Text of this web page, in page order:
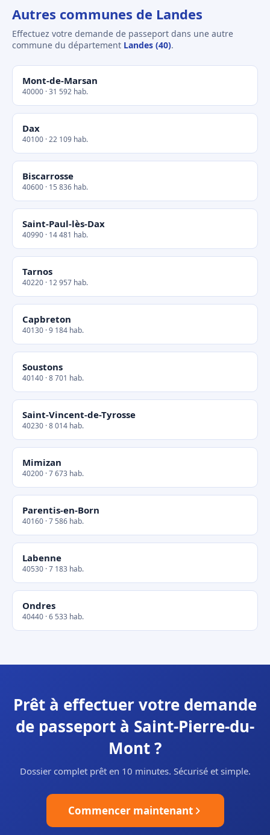
Autres communes de Landes
Effectuez votre demande de passeport dans une autre
commune du département Landes (40).
Mont-de-Marsan
40000 · 31 592 hab.
Dax
40100 · 22 109 hab.
Biscarrosse
40600 · 15 836 hab.
Saint-Paul-lès-Dax
40990 · 14 481 hab.
Tarnos
40220 · 12 957 hab.
Capbreton
40130 · 9 184 hab.
Soustons
40140 · 8 701 hab.
Saint-Vincent-de-Tyrosse
40230 · 8 014 hab.
Mimizan
40200 · 7 673 hab.
Parentis-en-Born
40160 · 7 586 hab.
Labenne
40530 · 7 183 hab.
Ondres
40440 · 6 533 hab.
Prêt à effectuer votre demande
de passeport à Saint-Pierre-du-
Mont ?
Dossier complet prêt en 10 minutes. Sécurisé et simple.
Commencer maintenant